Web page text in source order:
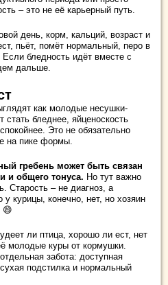
– это не её карьерный путь.
день, корм, кальций, возраст и
пьёт, помёт нормальный, перо в
бледность идёт вместе с
дальше.
как молодые несушки-
стать бледнее, яйценоскость
Это не обязательно
на пике формы.
гребень может быть связан
и общего тонуса. Но тут важно
Старость – не диагноз, а
у курицы, конечно, нет, но хозяин
😄
ли птица, хорошо ли ест, нет
молодые куры от кормушки.
забота: доступная
подстилка и нормальный